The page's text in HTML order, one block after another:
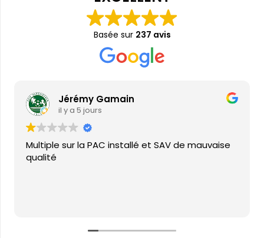
Basée sur 237 avis
Jérémy Gamain
il y a 5 jours
Multiple sur la PAC installé et SAV de mauvaise
qualité